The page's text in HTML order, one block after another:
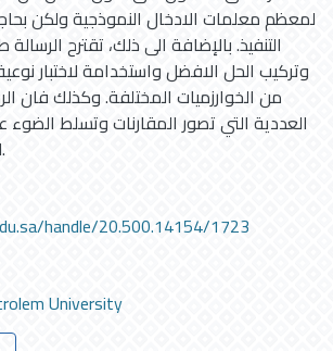
لمعظم معلمات الادخال النموذجية ولكن
التنفيذ. بالإضافة الى ذلك، تقترح
وتركيب الحل الافضل واستخدامة لاختبار
من الخوارزميات المختلفة. وكذلك فان
العددية التي تصور المقارنات وتسلط الضوء
للخوارزمية المقترحة.
handle/20.500.14154/1723
University